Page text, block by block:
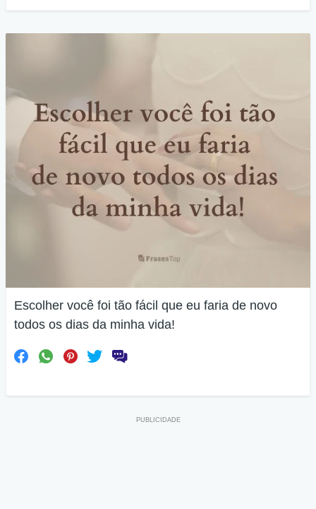
Escolher você foi tão fácil que eu faria de novo
todos os dias da minha vida!